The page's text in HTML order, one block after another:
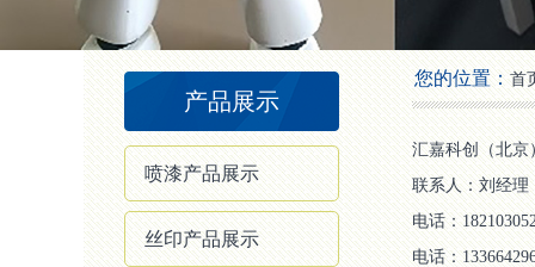
产品展示
喷漆产品展示
丝印产品展示
您的位置：首
汇嘉科创（北京
联系人：刘经理
电话：
电话：